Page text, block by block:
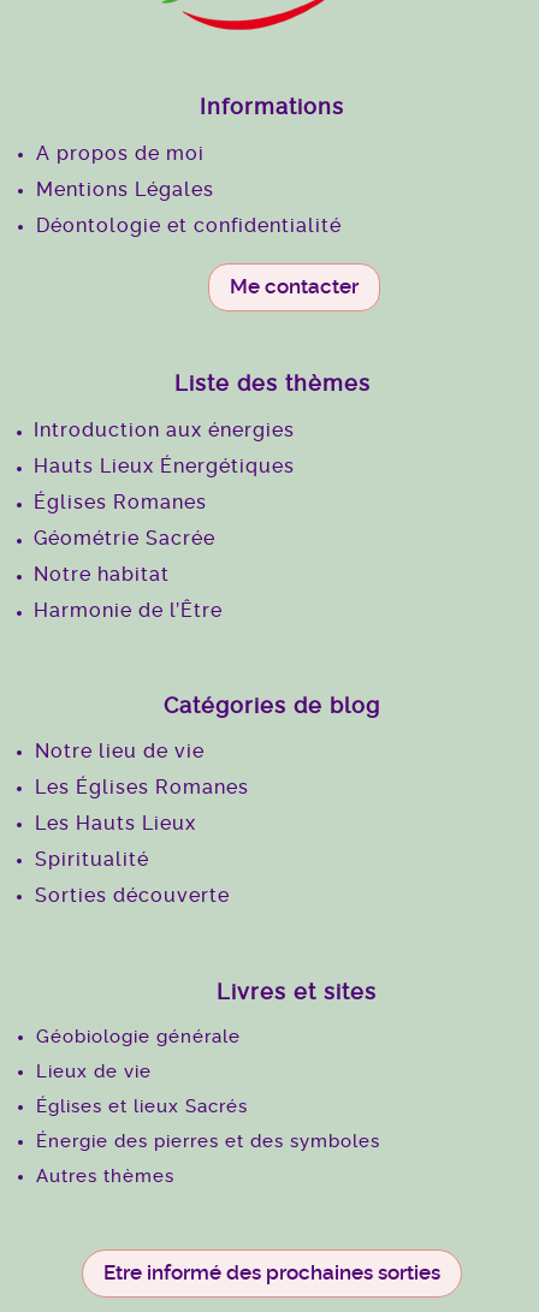
Informations
A propos de moi
Mentions Légales
Déontologie et confidentialité
Me contacter
Liste des thèmes
Introduction aux énergies
Hauts Lieux Énergétiques
Églises Romanes
Géométrie Sacrée
Notre habitat
Harmonie de l’Être
Catégories de blog
Notre lieu de vie
Les Églises Romanes
Les Hauts Lieux
Spiritualité
Sorties découverte
Livres et sites
Géobiologie générale
Lieux de vie
Églises et lieux Sacrés
Énergie des pierres et des symboles
Autres thèmes
Etre informé des prochaines sorties